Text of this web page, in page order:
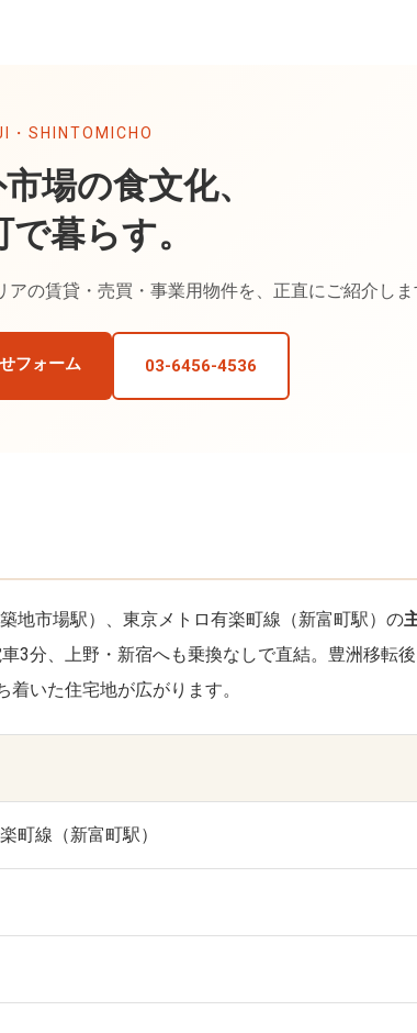
・SHINTOMICHO
場の食文化、
暮らす。
の賃貸・売買・事業用物件を、正直にご紹介しま
フォーム 03-6456-4536
地市場駅）、東京メトロ有楽町線（新富町駅）の
3分、上野・新宿へも乗換なしで直結。豊洲移転
いた住宅地が広がります。
町線（新富町駅）